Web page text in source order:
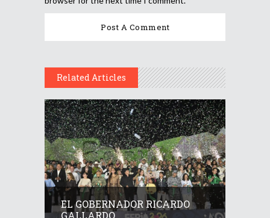
Related Articles
EL GOBERNADOR RICARDO